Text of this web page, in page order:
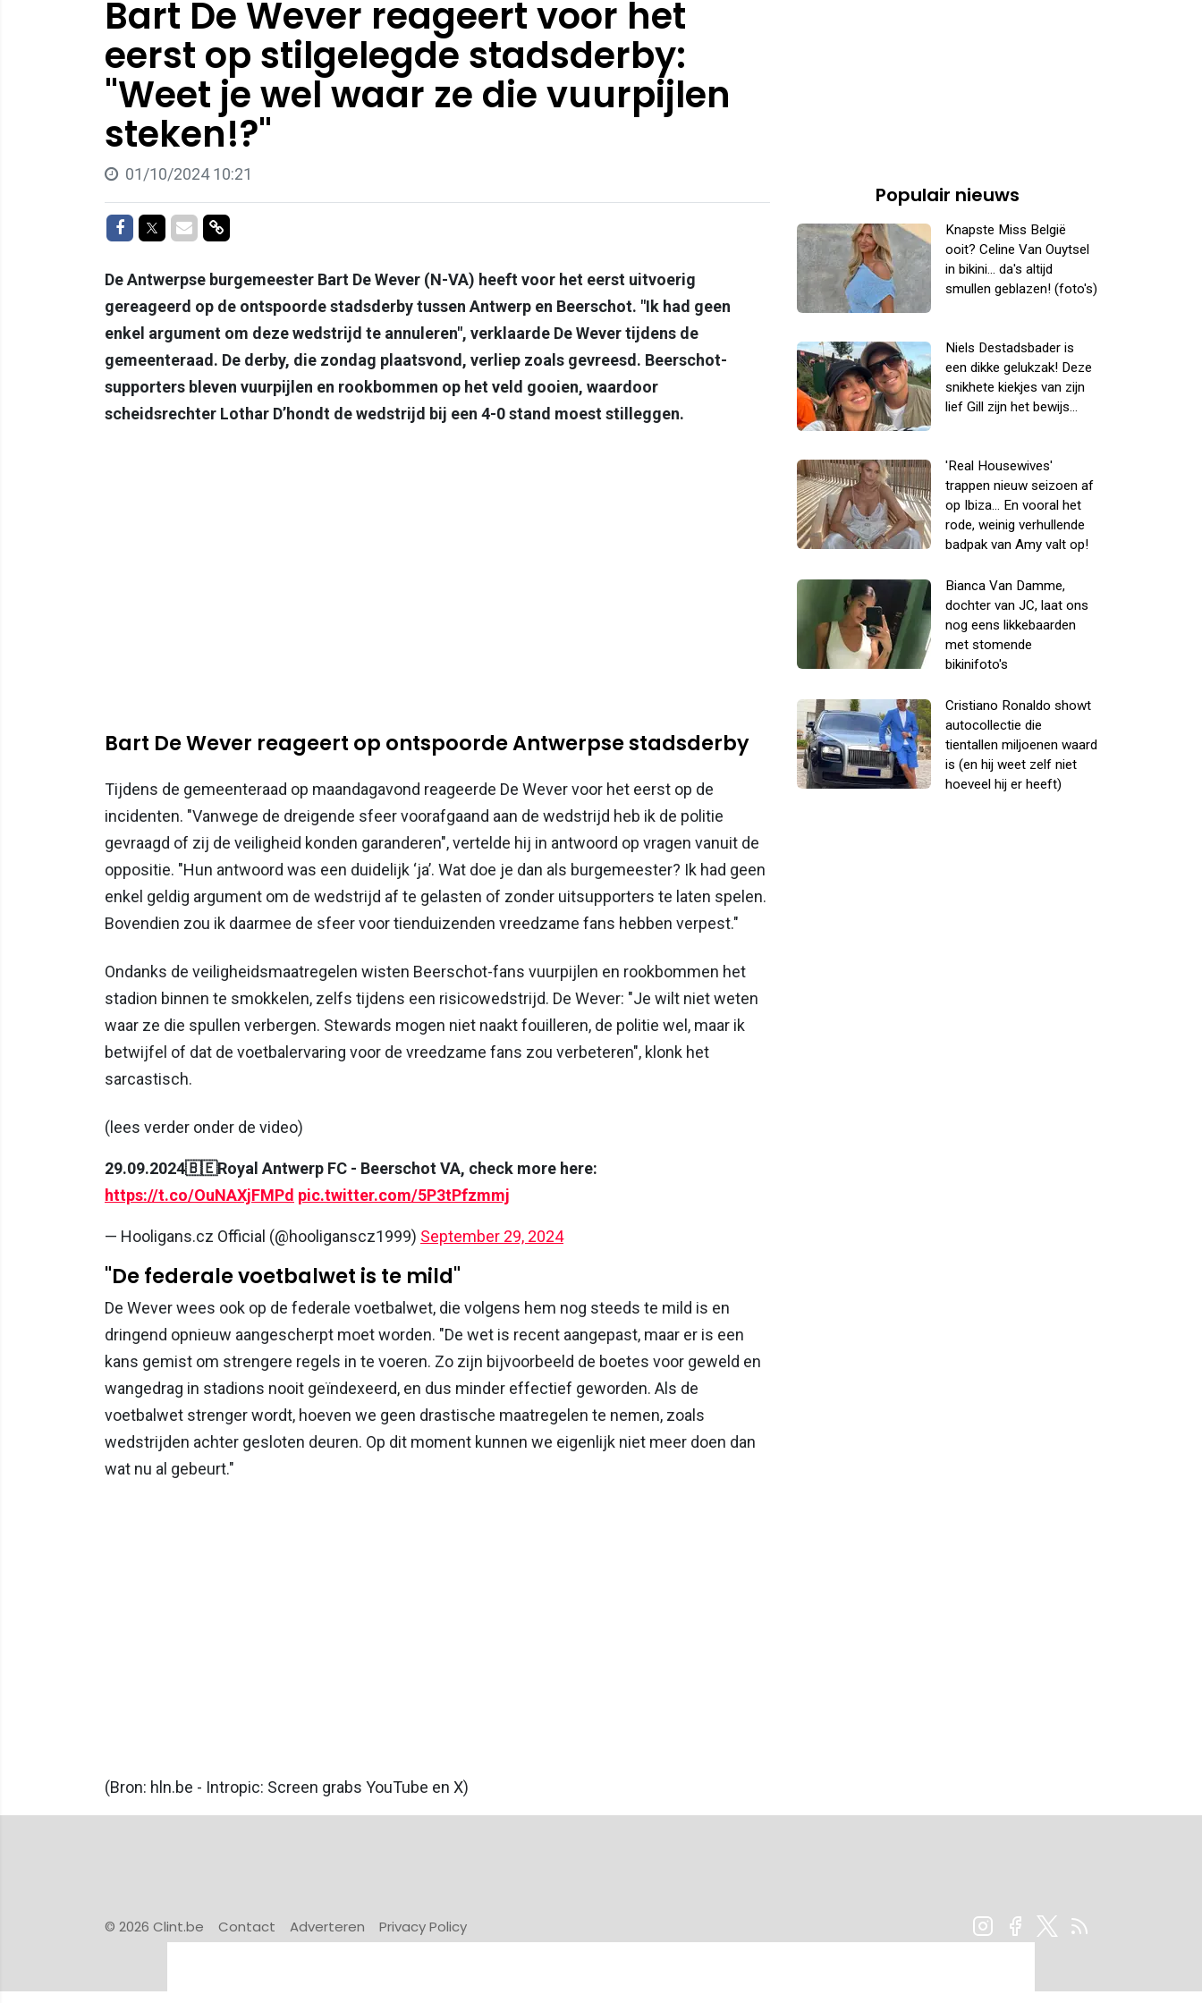
Bart De Wever reageert voor het
eerst op stilgelegde stadsderby:
"Weet je wel waar ze die vuurpijlen
steken!?"
01/10/2024 10:21
Delen op Facebook
Delen op Twitter
Delen via Mail
Delen via link
De Antwerpse burgemeester Bart De Wever (N-VA) heeft voor het eerst uitvoerig
gereageerd op de ontspoorde stadsderby tussen Antwerp en Beerschot. "Ik had geen
enkel argument om deze wedstrijd te annuleren", verklaarde De Wever tijdens de
gemeenteraad. De derby, die zondag plaatsvond, verliep zoals gevreesd. Beerschot-
supporters bleven vuurpijlen en rookbommen op het veld gooien, waardoor
scheidsrechter Lothar D’hondt de wedstrijd bij een 4-0 stand moest stilleggen.
Bart De Wever reageert op ontspoorde Antwerpse stadsderby
Tijdens de gemeenteraad op maandagavond reageerde De Wever voor het eerst op de
incidenten. "Vanwege de dreigende sfeer voorafgaand aan de wedstrijd heb ik de politie
gevraagd of zij de veiligheid konden garanderen", vertelde hij in antwoord op vragen vanuit de
oppositie. "Hun antwoord was een duidelijk ‘ja’. Wat doe je dan als burgemeester? Ik had geen
enkel geldig argument om de wedstrijd af te gelasten of zonder uitsupporters te laten spelen.
Bovendien zou ik daarmee de sfeer voor tienduizenden vreedzame fans hebben verpest."
Ondanks de veiligheidsmaatregelen wisten Beerschot-fans vuurpijlen en rookbommen het
stadion binnen te smokkelen, zelfs tijdens een risicowedstrijd. De Wever: "Je wilt niet weten
waar ze die spullen verbergen. Stewards mogen niet naakt fouilleren, de politie wel, maar ik
betwijfel of dat de voetbalervaring voor de vreedzame fans zou verbeteren", klonk het
sarcastisch.
(lees verder onder de video)
29.09.2024🇧🇪Royal Antwerp FC - Beerschot VA, check more here:
https://t.co/OuNAXjFMPd pic.twitter.com/5P3tPfzmmj
— Hooligans.cz Official (@hooliganscz1999) September 29, 2024
"De federale voetbalwet is te mild"
De Wever wees ook op de federale voetbalwet, die volgens hem nog steeds te mild is en
dringend opnieuw aangescherpt moet worden. "De wet is recent aangepast, maar er is een
kans gemist om strengere regels in te voeren. Zo zijn bijvoorbeeld de boetes voor geweld en
wangedrag in stadions nooit geïndexeerd, en dus minder effectief geworden. Als de
voetbalwet strenger wordt, hoeven we geen drastische maatregelen te nemen, zoals
wedstrijden achter gesloten deuren. Op dit moment kunnen we eigenlijk niet meer doen dan
wat nu al gebeurt."
(Bron: hln.be - Intropic: Screen grabs YouTube en X)
Populair nieuws
Knapste Miss België
ooit? Celine Van Ouytsel
in bikini... da's altijd
smullen geblazen! (foto's)
Niels Destadsbader is
een dikke gelukzak! Deze
snikhete kiekjes van zijn
lief Gill zijn het bewijs...
'Real Housewives'
trappen nieuw seizoen af
op Ibiza... En vooral het
rode, weinig verhullende
badpak van Amy valt op!
Bianca Van Damme,
dochter van JC, laat ons
nog eens likkebaarden
met stomende
bikinifoto's
Cristiano Ronaldo showt
autocollectie die
tientallen miljoenen waard
is (en hij weet zelf niet
hoeveel hij er heeft)
© 2026 Clint.be Contact Adverteren Privacy Policy